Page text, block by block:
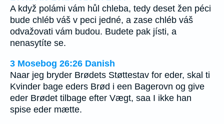
A když polámi vám hůl chleba, tedy deset žen péci
bude chléb váš v peci jedné, a zase chléb váš
odvažovati vám budou. Budete pak jísti, a
nenasytíte se.
3 Mosebog 26:26 Danish
Naar jeg bryder Brødets Støttestav for eder, skal ti
Kvinder bage eders Brød i een Bagerovn og give
eder Brødet tilbage efter Vægt, saa I ikke han
spise eder mætte.